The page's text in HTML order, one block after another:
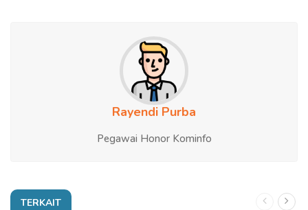
Rayendi Purba
Pegawai Honor Kominfo
TERKAIT